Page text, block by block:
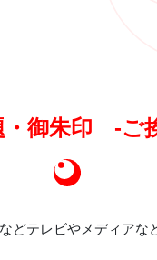
御朱印 -ご
どテレビやメディア